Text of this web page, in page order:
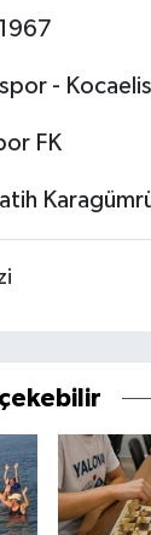
-
FK